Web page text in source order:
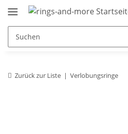
Zurück zur Liste Verlobungsringe